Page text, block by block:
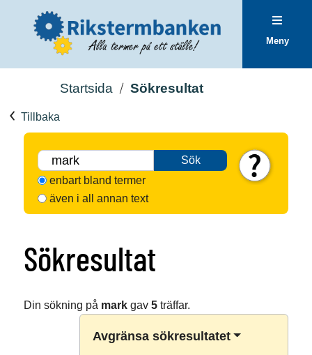
Meny
Startsida Sökresultat
Tillbaka
Sök
enbart bland termer
även i all annan text
Sökresultat
Din sökning på markgav 5träffar.
Avgränsa sökresultatet